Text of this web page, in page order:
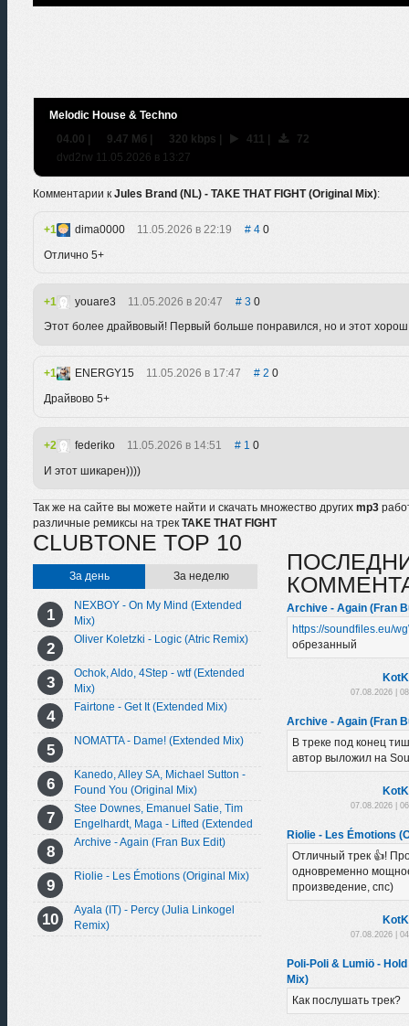
Melodic House & Techno
04.00 | 9.47 Мб | 320 kbps | 411 |
72
dvd2rw 11.05.2026 в 13:27
Комментарии к Jules Brand (NL) - TAKE THAT FIGHT (Original Mix):
1 dima0000 11.05.2026 в 22:19 40
Отлично 5+
1 youare3 11.05.2026 в 20:47 3 0
Этот более драйвовый! Первый больше понравился, но и этот
1 ENERGY15 11.05.2026 в 17:47 2 0
Драйвово 5+
2 federiko 11.05.2026 в 14:51 1 0
И этот шикарен))))
Так же на сайте вы можете найти и скачать множество других mp3
различные ремиксы на трек TAKE THAT FIGHT
CLUBTONE TOP 10
За день За неделю
NEXBOY - On My Mind (Extended
Mix)
Oliver Koletzki - Logic (Atric Remix)
Ochok, Aldo, 4Step - wtf (Extended
Mix)
Fairtone - Get It (Extended Mix)
NOMATTA - Dame! (Extended Mix)
Kanedo, Alley SA, Michael Sutton -
Found You (Original Mix)
Stee Downes, Emanuel Satie, Tim
Engelhardt, Maga - Lifted (Extended
Mix)
Archive - Again (Fran Bux Edit)
Riolie - Les Émotions (Original Mix)
Ayala (IT) - Percy (Julia Linkogel
Remix)
Archive - Again (Fran
https://soundfiles.eu/
обрезанный
07.08.2026 |
Archive - Again (Fran
В треке под конец
автор выложил на
07.08.2026 |
Riolie - Les Émotions
Отличный трек 👍!
одновременно
произведение, спс)
07.08.2026 |
Poli-Poli & Lumiö -
Mix)
Как послушать трек?